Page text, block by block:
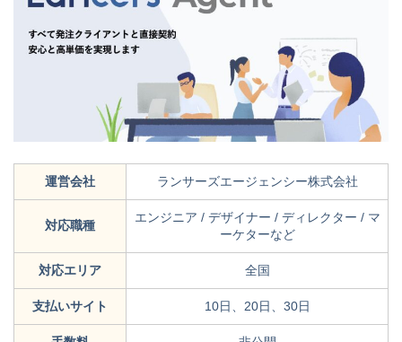
運営会社 ランサーズエージェンシー株式会社
対応職種
エンジニア / デザイナー / ディレクター / マ
ーケターなど
対応エリア 全国
支払いサイト 10日、20日、30日